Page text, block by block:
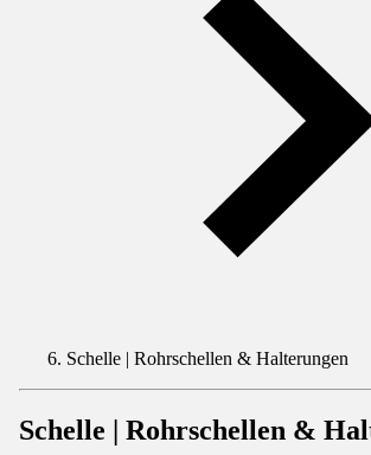
Schelle | Rohrschellen & Halterungen
Schelle | Rohrschellen &